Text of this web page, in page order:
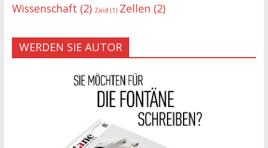
Wissenschaft (2) Zaid (1) Zellen (2)
WERDEN SIE AUTOR